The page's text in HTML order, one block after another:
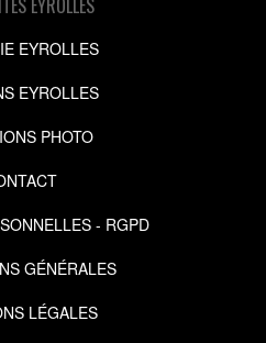
EYROLLES
EYROLLES
PHOTO
- RGPD
GÉNÉRALES
LÉGALES